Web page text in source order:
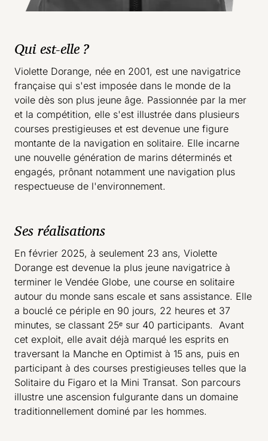
Qui est-elle ?
Violette Dorange, née en 2001, est une navigatrice
française qui s'est imposée dans le monde de la
voile dès son plus jeune âge. Passionnée par la mer
et la compétition, elle s'est illustrée dans plusieurs
courses prestigieuses et est devenue une figure
montante de la navigation en solitaire. Elle incarne
une nouvelle génération de marins déterminés et
engagés, prônant notamment une navigation plus
respectueuse de l'environnement.
Ses réalisations
En février 2025, à seulement 23 ans, Violette
Dorange est devenue la plus jeune navigatrice à
terminer le Vendée Globe, une course en solitaire
autour du monde sans escale et sans assistance. Elle
a bouclé ce périple en 90 jours, 22 heures et 37
minutes, se classant 25ᵉ sur 40 participants. Avant
cet exploit, elle avait déjà marqué les esprits en
traversant la Manche en Optimist à 15 ans, puis en
participant à des courses prestigieuses telles que la
Solitaire du Figaro et la Mini Transat. Son parcours
illustre une ascension fulgurante dans un domaine
traditionnellement dominé par les hommes.